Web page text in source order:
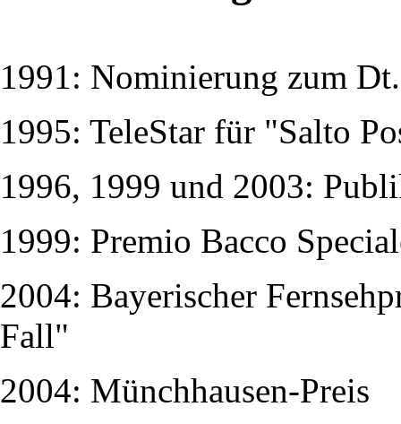
1991: Nominierung zum
1995: TeleStar für "Salto
1996, 1999 und 2003:
1999: Premio Bacco
2004: Bayerischer
Fall"
2004: Münchhausen-Preis